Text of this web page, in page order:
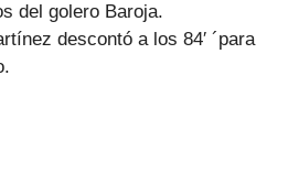
del golero Baroja.
descontó a los 84′ ´para